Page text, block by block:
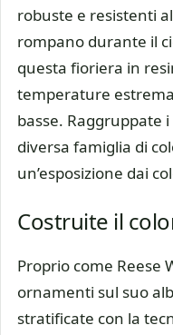
robuste e resistenti
rompano durante il
questa fioriera in
temperature
basse. Raggruppate
diversa famiglia di
un’esposizione dai
Costruite il
Proprio come Reese
ornamenti sul suo
stratificate con la